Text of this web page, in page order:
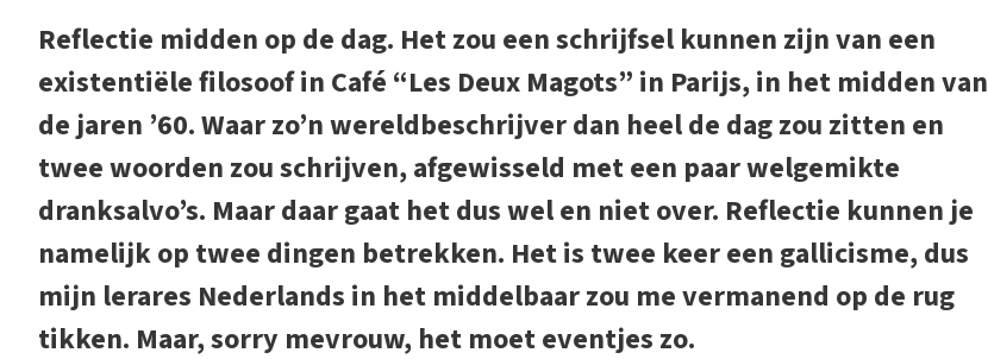
Reflectie midden op de dag. Het zou een schrijfsel kunnen zijn van een
existentiële filosoof in Café “Les Deux Magots” in Parijs, in het midden van
de jaren ’60. Waar zo’n wereldbeschrijver dan heel de dag zou zitten en
twee woorden zou schrijven, afgewisseld met een paar welgemikte
dranksalvo’s. Maar daar gaat het dus wel en niet over. Reflectie kunnen je
namelijk op twee dingen betrekken. Het is twee keer een gallicisme, dus
mijn lerares Nederlands in het middelbaar zou me vermanend op de rug
tikken. Maar, sorry mevrouw, het moet eventjes zo.